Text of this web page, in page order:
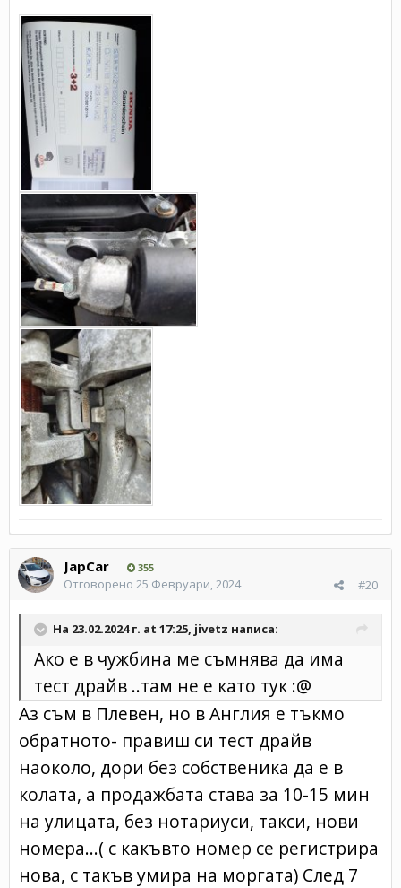
JapCar 355
#20
Отговорено 25 Февруари, 2024
На 23.02.2024 г. at 17:25, jivetz написа:
Ако е в чужбина ме съмнява да има
тест драйв ..там не е като тук :@
Аз съм в Плевен, но в Англия е тъкмо
обратното- правиш си тест драйв
наоколо, дори без собственика да е в
колата, а продажбата става за 10-15 мин
на улицата, без нотариуси, такси, нови
номера...( с какъвто номер се регистрира
нова, с такъв умира на моргата) След 7